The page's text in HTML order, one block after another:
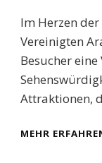
Im Herzen
Vereinigten
Besucher
Attraktionen,
MEHR